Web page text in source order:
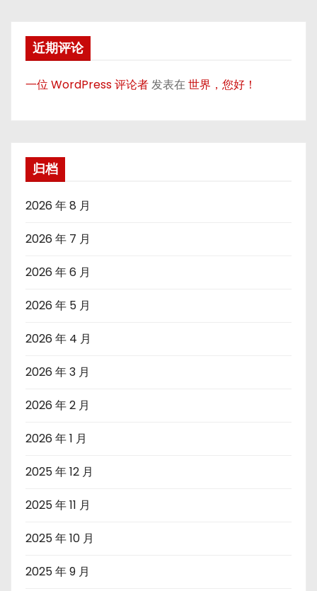
近期评论
一位 WordPress 评论者发表在世界，您好！
归档
2026 年 8 月
2026 年 7 月
2026 年 6 月
2026 年 5 月
2026 年 4 月
2026 年 3 月
2026 年 2 月
2026 年 1 月
2025 年 12 月
2025 年 11 月
2025 年 10 月
2025 年 9 月